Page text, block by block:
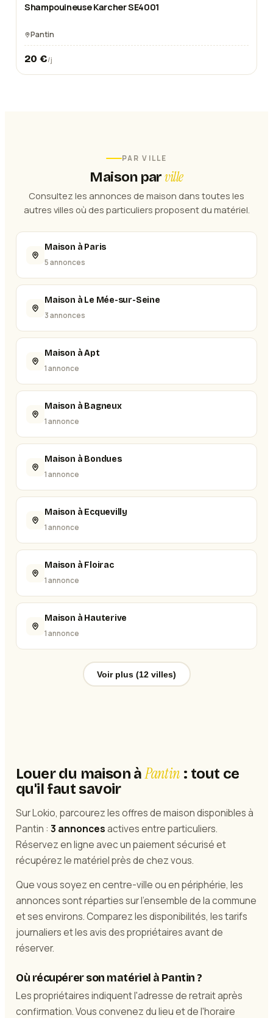
Shampouineuse Karcher SE4001
Pantin
20 €/j
PAR VILLE
Maison parville
Consultez les annonces de maison dans toutes les
autres villes où des particuliers proposent du matériel.
Maison à Paris
5 annonces
Maison à Le Mée-sur-Seine
3 annonces
Maison à Apt
1 annonce
Maison à Bagneux
1 annonce
Maison à Bondues
1 annonce
Maison à Ecquevilly
1 annonce
Maison à Floirac
1 annonce
Maison à Hauterive
1 annonce
Voir plus (12 villes)
Louer du maison àPantin : tout ce
qu'il faut savoir
Sur Lokio, parcourez les offres de maison disponibles à
Pantin : 3 annoncesactives entre particuliers.
Réservez en ligne avec un paiement sécurisé et
récupérez le matériel près de chez vous.
Que vous soyez en centre-ville ou en périphérie, les
annonces sont réparties sur l'ensemble de la commune
et ses environs. Comparez les disponibilités, les tarifs
journaliers et les avis des propriétaires avant de
réserver.
Où récupérer son matériel à Pantin ?
Les propriétaires indiquent l'adresse de retrait après
confirmation. Vous convenez du lieu et de l'horaire